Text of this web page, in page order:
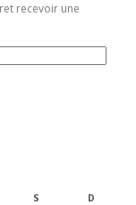
recevoir une
S D